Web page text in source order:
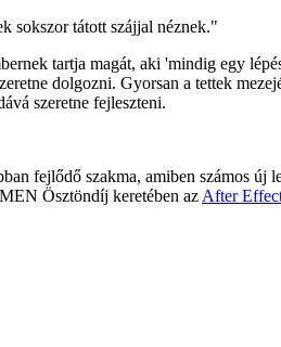
sokszor tátott szájjal néznek."
tartja magát, aki 'mindig egy
dolgozni. Gyorsan a tettek
szeretne fejleszteni.
fejlődő szakma, amiben számos
Ösztöndíj keretében az After